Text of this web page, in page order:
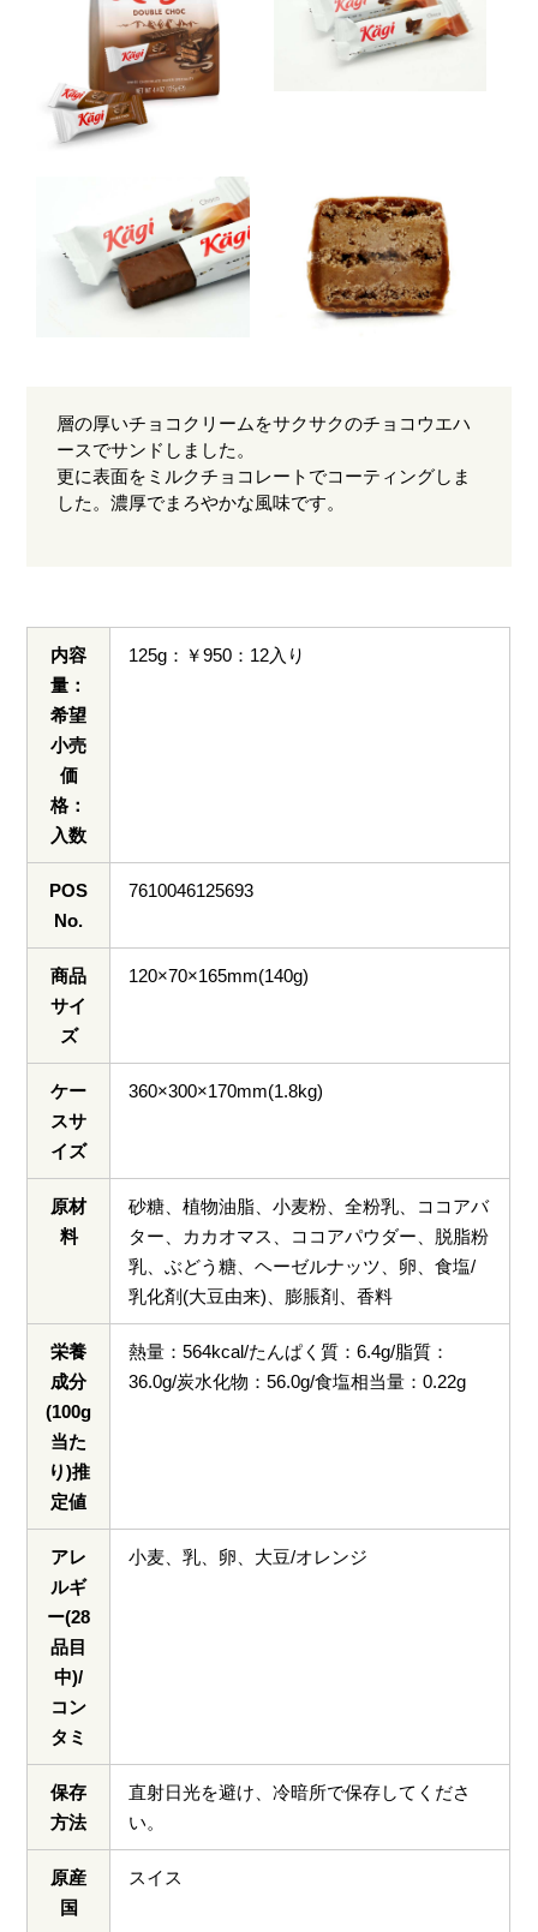
層の厚いチョコクリームをサクサクのチョコウエハ
ースでサンドしました。
更に表面をミルクチョコレートでコーティングしま
した。濃厚でまろやかな風味です。
内容
量：
希望
小売
価
格：
入数
125g：￥950：12入り
POS
No.
7610046125693
商品
サイ
ズ
120×70×165mm(140g)
ケー
スサ
イズ
360×300×170mm(1.8kg)
原材
料
砂糖、植物油脂、小麦粉、全粉乳、ココアバ
ター、カカオマス、ココアパウダー、脱脂粉
乳、ぶどう糖、ヘーゼルナッツ、卵、食塩/
乳化剤(大豆由来)、膨脹剤、香料
栄養
成分
(100g
当た
り)推
定値
熱量：564kcal/たんぱく質：6.4g/脂質：
36.0g/炭水化物：56.0g/食塩相当量：0.22g
アレ
ルギ
ー(28
品目
中)/
コン
タミ
小麦、乳、卵、大豆/オレンジ
保存
方法
直射日光を避け、冷暗所で保存してくださ
い。
原産
国
スイス